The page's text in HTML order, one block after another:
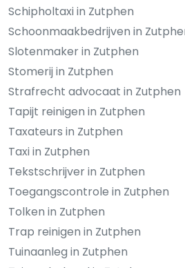
Schipholtaxi in Zutphen
Schoonmaakbedrijven in
Slotenmaker in Zutphen
Stomerij in Zutphen
Strafrecht advocaat in Zutphen
Tapijt reinigen in Zutphen
Taxateurs in Zutphen
Taxi in Zutphen
Tekstschrijver in Zutphen
Toegangscontrole in Zutphen
Tolken in Zutphen
Trap reinigen in Zutphen
Tuinaanleg in Zutphen